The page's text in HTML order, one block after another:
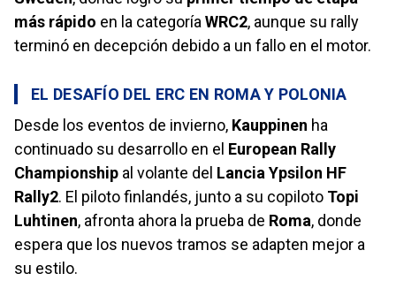
más rápido en la categoría WRC2, aunque su rally
terminó en decepción debido a un fallo en el motor.
EL DESAFÍO DEL ERC EN ROMA Y POLONIA
Desde los eventos de invierno, Kauppinen ha
continuado su desarrollo en el European Rally
Championship al volante del Lancia Ypsilon HF
Rally2. El piloto finlandés, junto a su copiloto Topi
Luhtinen, afronta ahora la prueba de Roma, donde
espera que los nuevos tramos se adapten mejor a
su estilo.